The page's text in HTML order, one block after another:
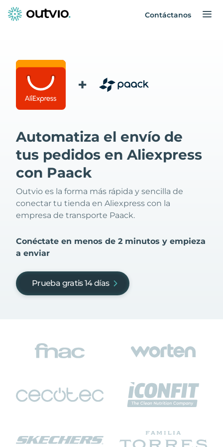
Contáctanos
+
Automatiza el envío de
tus pedidos en Aliexpress
con Paack
Outvio es la forma más rápida y sencilla de
conectar tu tienda en Aliexpress con la
empresa de transporte Paack.
Conéctate en menos de 2 minutos y empieza
a enviar
Prueba gratis 14 días